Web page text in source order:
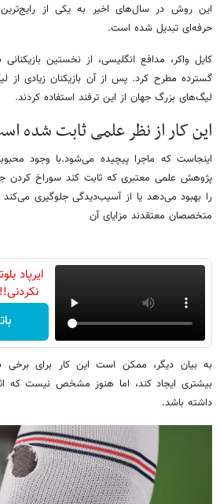
این روش در سال‌های اخیر به یکی از رایج‌ترین
حرفه‌ای تبدیل شده است.
کایل واکر، مدافع انگلیسی، از نخستین
گسترده مطرح کرد. پس از آن بازیکنان زیادی از
لیگ‌های بزرگ جهان از این ترفند استفاده کردند.
این کار از نظر علمی ثابت شده
اینجاست که ماجرا پیچیده می‌شود.با وجود
پژوهش علمی معتبری که ثابت کند سوراخ کردن
را بهبود می‌دهد یا از آسیب‌دیدگی جلوگیری
متخصصان معتقدند مزایای آن
ایرپاد
به بیان دیگر، ممکن است این کار برای برخی
بیشتری ایجاد کند، اما هنوز مشخص نیست که اثر
داشته باشد.